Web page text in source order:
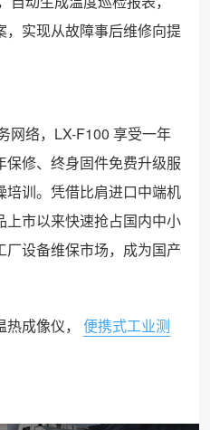
实现从故障事后维修向提
网络，LX-F100 享受一年
修、终身固件免费升级服
培训。凭借比肩进口中端机
上市以来快速抢占国内中小
设备维保市场，成为国产
成像仪，
便携式工业测